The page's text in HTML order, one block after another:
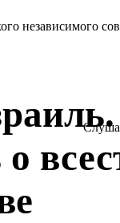
независимого